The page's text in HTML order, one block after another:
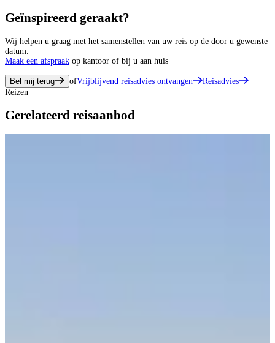
Geïnspireerd geraakt?
Wij helpen u graag met het samenstellen van uw reis op de door u gewenste
datum.
Maak een afspraak op kantoor of bij u aan huis
Bel mij terug ofVrijblijvend reisadvies ontvangen
Reisadvies
Reizen
Gerelateerd reisaanbod